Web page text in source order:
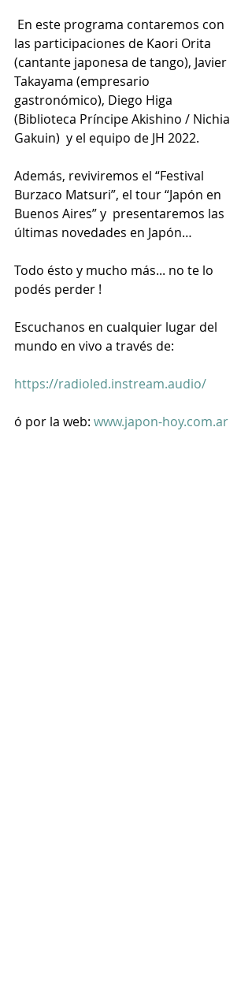
las participaciones de Kaori Orita
(cantante japonesa de tango), Javier
Takayama (empresario
gastronómico), Diego Higa
(Biblioteca Príncipe Akishino / Nichia
Gakuin)  y el equipo de JH 2022.
Además, reviviremos el “Festival
Burzaco Matsuri”, el tour “Japón en
Buenos Aires” y  presentaremos las
últimas novedades en Japón…
Todo ésto y mucho más... no te lo
podés perder !
Escuchanos en cualquier lugar del
mundo en vivo a través de:
https://radioled.instream.audio/
ó por la web: www.japon-hoy.com.ar